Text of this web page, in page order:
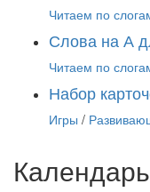
Читаем по
Слова на А
Читаем по
Набор
Игры /
Календарь